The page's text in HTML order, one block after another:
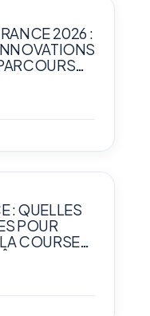
2026 :
?
: QUELLES
POUR
COURSE